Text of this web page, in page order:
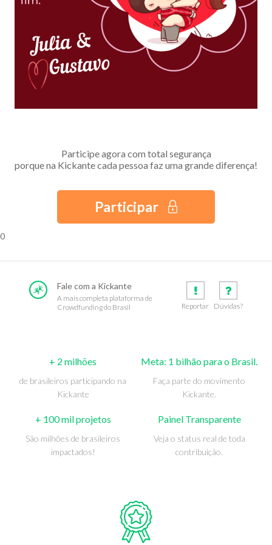
Participe agora com total segurança
porque na Kickante cada pessoa faz uma grande diferença!
Participar
0
Fale com a Kickante
A mais completa plataforma de
Crowdfunding do Brasil
Reportar Dúvidas?
+ 2 milhões
de brasileiros participando na
Kickante
Meta: 1 bilhão para o Brasil.
Faça parte do movimento
Kickante.
+ 100 mil projetos
São milhões de brasileiros
impactados!
Painel Transparente
Veja o status real de toda
contribuição.